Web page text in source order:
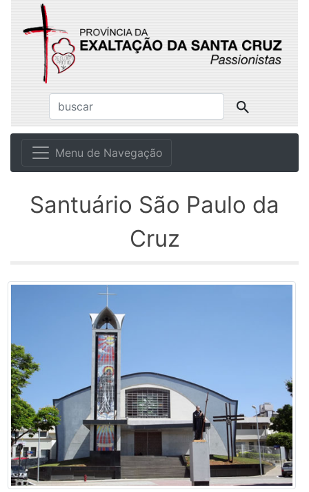
Menu de Navegação
Santuário São Paulo da
Cruz